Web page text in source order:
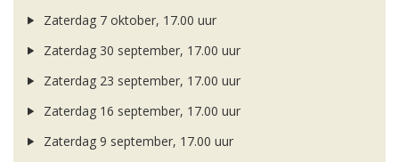
Zaterdag 7 oktober, 17.00 uur
Zaterdag 30 september, 17.00 uur
Zaterdag 23 september, 17.00 uur
Zaterdag 16 september, 17.00 uur
Zaterdag 9 september, 17.00 uur